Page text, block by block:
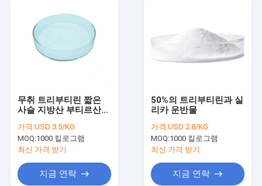
무취 트리부티린 짧은
사슬 지방산 부티르산
가격:USD 3.5/KG
MOQ:1000 킬로그램
최신 가격 받기
지금 연락
50%의 트리부티린과 실
리카 운반물
가격:USD 2.8/KG
MOQ:1000 킬로그램
최신 가격 받기
지금 연락